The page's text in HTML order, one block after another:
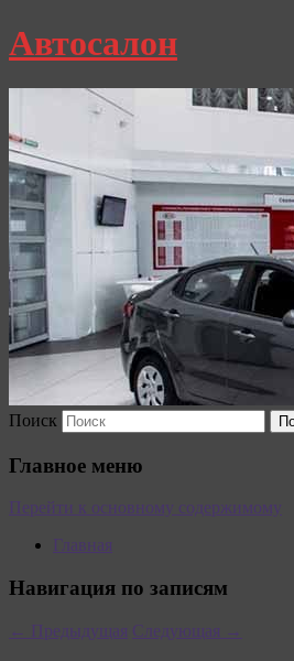
Автосалон
Поиск
Главное меню
Перейти к основному содержимому
Главная
Навигация по записям
← Предыдущая Следующая →